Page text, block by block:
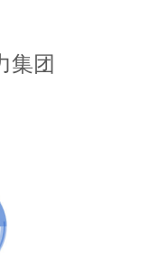
集团